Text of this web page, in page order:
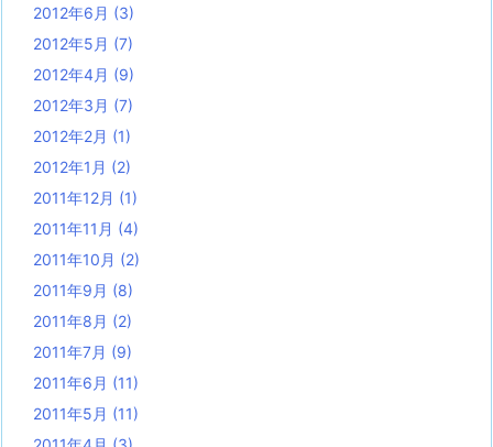
2012年6月 (3)
2012年5月 (7)
2012年4月 (9)
2012年3月 (7)
2012年2月 (1)
2012年1月 (2)
2011年12月 (1)
2011年11月 (4)
2011年10月 (2)
2011年9月 (8)
2011年8月 (2)
2011年7月 (9)
2011年6月 (11)
2011年5月 (11)